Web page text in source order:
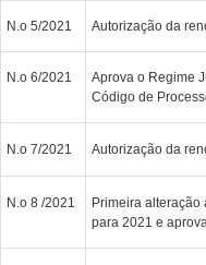
N.o 5/2021 Autorização da
N.o 6/2021
Aprova o Regime
Código de
N.o 7/2021 Autorização da
N.o 8 /2021
Primeira alteração
para 2021 e